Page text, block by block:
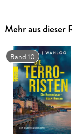
Dies ist der
schwedischen
und mit einem
Stummer Schrei,
Kaltes Fieber).
Mehr aus dieser
Band 10